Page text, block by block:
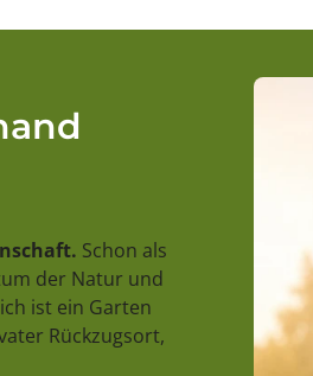
Schon als
der Natur und
ist ein Garten
Rückzugsort,